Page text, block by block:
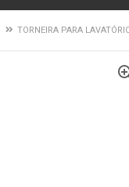
TORNEIRA PARA